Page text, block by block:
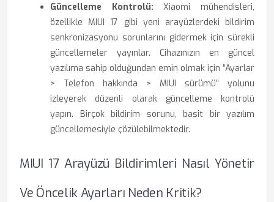
Güncelleme Kontrolü: Xiaomi mühendisleri,
özellikle MIUI 17 gibi yeni arayüzlerdeki bildirim
senkronizasyonu sorunlarını gidermek için sürekli
güncellemeler yayınlar. Cihazınızın en güncel
yazılıma sahip olduğundan emin olmak için “Ayarlar
> Telefon hakkında > MIUI sürümü” yolunu
izleyerek düzenli olarak güncelleme kontrolü
yapın. Birçok bildirim sorunu, basit bir yazılım
güncellemesiyle çözülebilmektedir.
MIUI 17 Arayüzü Bildirimleri Nasıl Yönetir
Ve Öncelik Ayarları Neden Kritik?